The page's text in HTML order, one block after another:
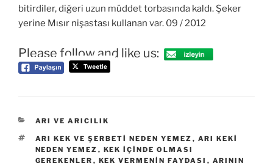
bitirdiler, diğeri uzun müddet torbasında kaldı. Şeker
yerine Mısır nişastası kullanan var. 09 / 2012
Please follow and like us:
KATEGORILER
ARI VE ARICILIK
ETIKETLER
ARI KEK VE ŞERBETI NEDEN YEMEZ , ARI KEKI
NEDEN YEMEZ , KEK IÇINDE OLMASI
GEREKENLER , KEK VERMENIN FAYDASI , ARININ